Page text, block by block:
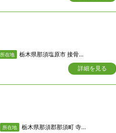
所在地
栃木県那須塩原市 接骨木字藤荷田446-16
詳細を見る
所在地
栃木県那須郡那須町 寺子丙字前原663-23